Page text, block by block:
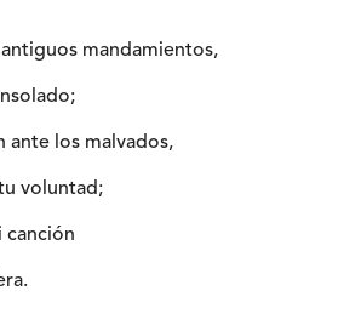
mandamientos,
ante los malvados,
voluntad;
canción